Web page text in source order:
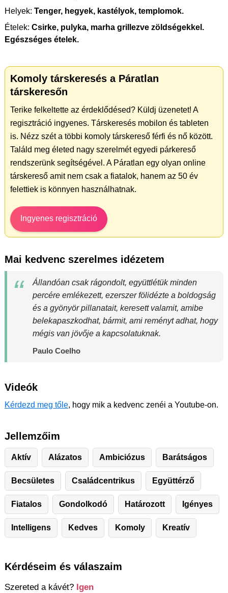
Helyek: Tenger, hegyek, kastélyok, templomok.
Ételek: Csirke, pulyka, marha grillezve zöldségekkel.
Egészséges ételek.
Komoly társkeresés a Páratlan
társkeresőn
Terike felkeltette az érdeklődésed? Küldj üzenetet! A
regisztráció ingyenes. Társkeresés mobilon és tableten
is. Nézz szét a többi komoly társkereső férfi és nő között.
Találd meg életed nagy szerelmét egyedi párkereső
rendszerünk segítségével. A Páratlan egy olyan online
társkereső amit nem csak a fiatalok, hanem az 50 év
felettiek is könnyen használhatnak.
Ingyenes regisztráció
Mai kedvenc szerelmes idézetem
Állandóan csak rágondolt, együttlétük minden
percére emlékezett, ezerszer fölidézte a boldogság
és a gyönyör pillanatait, keresett valamit, amibe
belekapaszkodhat, bármit, ami reményt adhat, hogy
mégis van jövője a kapcsolatuknak.
Paulo Coelho
Videók
Kérdezd meg tőle, hogy mik a kedvenc zenéi a Youtube-on.
Jellemzőim
Aktív Alázatos Ambiciózus Barátságos
Becsületes Családcentrikus Együttérző
Fiatalos Gondolkodó Határozott Igényes
Intelligens Kedves Komoly Kreatív
Kérdéseim és válaszaim
Szereted a kávét? Igen